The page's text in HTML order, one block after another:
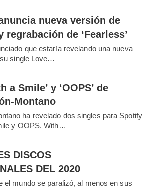
nueva versión de
regrabación de ‘Fearless’
que estaría revelando una nueva
single Love…
a Smile’ y ‘OOPS’ de
Montano
ha revelado dos singles para Spotify
y OOPS. With…
DISCOS
DEL 2020
el mundo se paralizó, al menos en sus